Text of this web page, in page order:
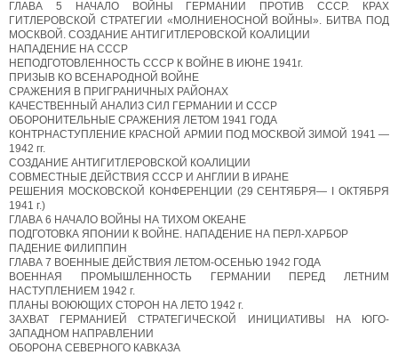
ГЛАВА 5 НАЧАЛО ВОЙНЫ ГЕРМАНИИ ПРОТИВ СССР. КРАХ
ГИТЛЕРОВСКОЙ СТРАТЕГИИ «МОЛНИЕНОСНОЙ ВОЙНЫ». БИТВА ПОД
МОСКВОЙ. СОЗДАНИЕ АНТИГИТЛЕРОВСКОЙ КОАЛИЦИИ
НАПАДЕНИЕ НА СССР
НЕПОДГОТОВЛЕННОСТЬ СССР К ВОЙНЕ В ИЮНЕ 1941г.
ПРИЗЫВ КО ВСЕНАРОДНОЙ ВОЙНЕ
СРАЖЕНИЯ В ПРИГРАНИЧНЫХ РАЙОНАХ
КАЧЕСТВЕННЫЙ АНАЛИЗ СИЛ ГЕРМАНИИ И СССР
ОБОРОНИТЕЛЬНЫЕ СРАЖЕНИЯ ЛЕТОМ 1941 ГОДА
КОНТРНАСТУПЛЕНИЕ КРАСНОЙ АРМИИ ПОД МОСКВОЙ ЗИМОЙ 1941 —
1942 гг.
СОЗДАНИЕ АНТИГИТЛЕРОВСКОЙ КОАЛИЦИИ
СОВМЕСТНЫЕ ДЕЙСТВИЯ СССР И АНГЛИИ В ИРАНЕ
РЕШЕНИЯ МОСКОВСКОЙ КОНФЕРЕНЦИИ (29 СЕНТЯБРЯ— I ОКТЯБРЯ
1941 г.)
ГЛАВА 6 НАЧАЛО ВОЙНЫ НА ТИХОМ ОКЕАНЕ
ПОДГОТОВКА ЯПОНИИ К ВОЙНЕ. НАПАДЕНИЕ НА ПЕРЛ-ХАРБОР
ПАДЕНИЕ ФИЛИППИН
ГЛАВА 7 ВОЕННЫЕ ДЕЙСТВИЯ ЛЕТОМ-ОСЕНЬЮ 1942 ГОДА
ВОЕННАЯ ПРОМЫШЛЕННОСТЬ ГЕРМАНИИ ПЕРЕД ЛЕТНИМ
НАСТУПЛЕНИЕМ 1942 г.
ПЛАНЫ ВОЮЮЩИХ СТОРОН НА ЛЕТО 1942 г.
ЗАХВАТ ГЕРМАНИЕЙ СТРАТЕГИЧЕСКОЙ ИНИЦИАТИВЫ НА ЮГО-
ЗАПАДНОМ НАПРАВЛЕНИИ
ОБОРОНА СЕВЕРНОГО КАВКАЗА